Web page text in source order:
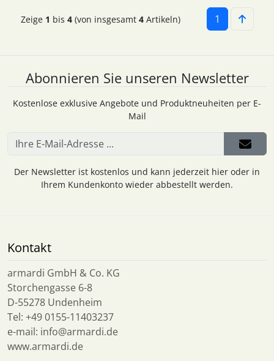
Zeige 1 bis 4(von insgesamt 4Artikeln) 1
Abonnieren Sie unseren Newsletter
Kostenlose exklusive Angebote und Produktneuheiten per E-
Mail
Der Newsletter ist kostenlos und kann jederzeit hier oder in
Ihrem Kundenkonto wieder abbestellt werden.
Kontakt
armardi GmbH & Co. KG
Storchengasse 6-8
D-55278 Undenheim
Tel: +49 0155-11403237
e-mail: info@armardi.de
www.armardi.de